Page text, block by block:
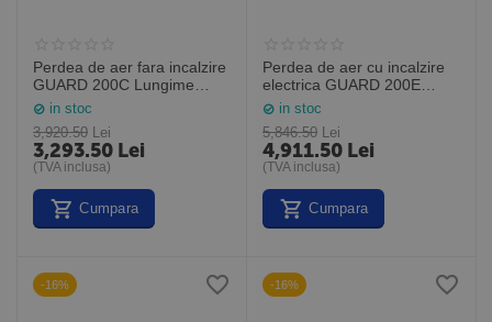
Perdea de aer fara incalzire
GUARD 200C Lungime
2,0M (Sonniger Polonia)
in stoc
3,920.50 Lei
3,293.50 Lei
(TVA inclusa)
Cumpara
Perdea de aer cu incalzire
electrica GUARD 200E
Lungime 2,0M (Sonniger
Polonia)
in stoc
5,846.50 Lei
4,911.50 Lei
(TVA inclusa)
Cumpara
-16% -16%